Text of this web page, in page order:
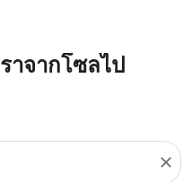
าจากโซลไป
close